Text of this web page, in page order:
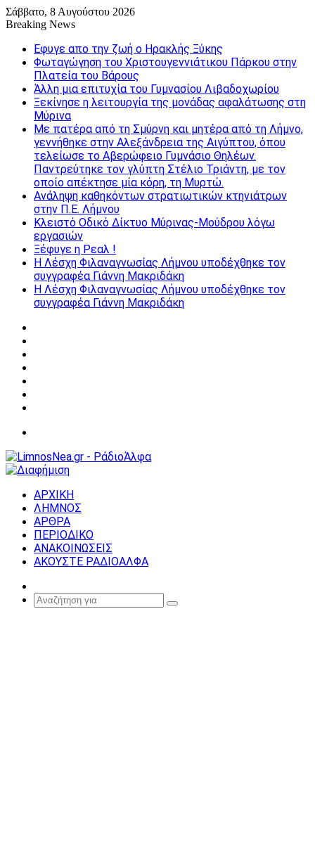
Σάββατο, 8 Αυγούστου 2026
Breaking News
Εφυγε απο την ζωή o Ηρακλής Ξύκης
Φωταγώγηση του Χριστουγεννιάτικου Πάρκου στην
Πλατεία του Βάρους
Άλλη μια επιτυχία του Γυμνασίου Λιβαδοχωρίου
Ξεκίνησε η λειτουργία της μονάδας αφαλάτωσης στη
Μύρινα
Με πατέρα από τη Σμύρνη και μητέρα από τη Λήμνο,
γεννήθηκε στην Αλεξάνδρεια της Αιγύπτου, όπου
τελείωσε το Αβερώφειο Γυμνάσιο Θηλέων.
Παντρεύτηκε τον γλύπτη Στέλιο Τριάντη, με τον
οποίο απέκτησε μία κόρη, τη Μυρτώ.
Ανάληψη καθηκόντων στρατιωτικών κτηνιάτρων
στην Π.Ε. Λήμνου
Κλειστό Οδικό Δίκτυο Μύρινας-Μούδρου λόγω
εργασιών
Ξέφυγε η Ρεαλ !
Η Λέσχη Φιλαναγνωσίας Λήμνου υποδέχθηκε τον
συγγραφέα Γιάννη Μακριδάκη
Η Λέσχη Φιλαναγνωσίας Λήμνου υποδέχθηκε τον
συγγραφέα Γιάννη Μακριδάκη
ΑΡΧΙΚΗ
ΛΗΜΝΟΣ
ΑΡΘΡΑ
ΠΕΡΙΟΔΙΚΟ
ΑΝΑΚΟΙΝΩΣΕΙΣ
ΑΚΟΥΣΤΕ ΡΑΔΙΟΑΛΦΑ
Article
Αναζήτηση